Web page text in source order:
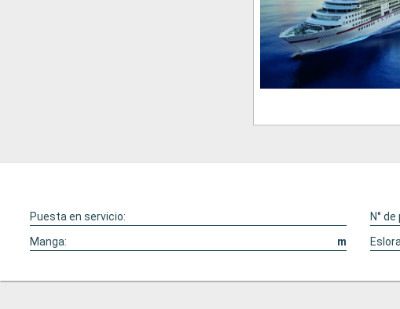
Puesta en servicio: N°
Manga:
m